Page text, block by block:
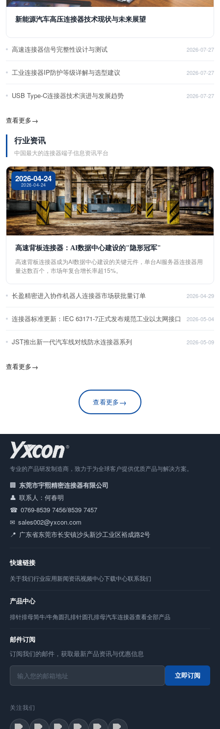
新能源汽车高压连接器技术现状与未来展望
高速连接器信号完整性设计与测试 2026-07-27
工业连接器IP防护等级详解与选型建议 2026-07-27
USB Type-C连接器技术演进与发展趋势 2026-07-27
查看更多→
行业资讯
中国最大的连接器端子信息资讯平台
2026-04-24
2026-04-24
高速背板连接器：AI数据中心建设的"隐形冠军"
高速背板连接器成为AI数据中心建设的关键元件，单台AI服务器连接器用
量达数百个，市场年复合增长率超15%。
长盈精密进入协作机器人连接器市场获批量订单 2026-04-29
连接器标准更新：IEC 63171-7正式发布规范工业以太网接口 2026-05-04
JST推出新一代汽车线对线防水连接器系列 2026-05-09
查看更多→
查看更多→
专业的产品研发制造商，致力于为全球客户提供优质产品与解决方案。
东莞市宇熙精密连接器有限公司
联系人：何春明
0769-8539 7456/8539 7457
sales002@yxcon.com
广东省东莞市长安镇沙头新沙工业区裕成路2号
快速链接
关于我们行业应用新闻资讯视频中心下载中心联系我们
产品中心
排针排母简牛/牛角圆孔排针圆孔排母汽车连接器查看全部产品
邮件订阅
订阅我们的邮件，获取最新产品资讯与优惠信息
立即订阅
关注我们